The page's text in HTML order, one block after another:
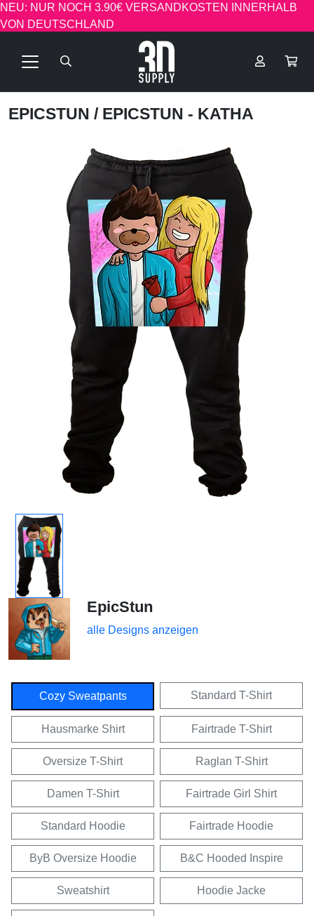
NEU: NUR NOCH 3.90€ VERSANDKOSTEN INNERHALB
VON DEUTSCHLAND
EPICSTUN / EPICSTUN - KATHA
EpicStun
alle Designs anzeigen
Cozy Sweatpants Standard T-Shirt
Hausmarke Shirt Fairtrade T-Shirt
Oversize T-Shirt Raglan T-Shirt
Damen T-Shirt Fairtrade Girl Shirt
Standard Hoodie Fairtrade Hoodie
ByB Oversize Hoodie B&C Hooded Inspire
Sweatshirt Hoodie Jacke